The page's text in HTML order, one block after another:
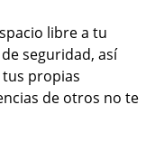
libre a tu
seguridad, así
propias
de otros no te